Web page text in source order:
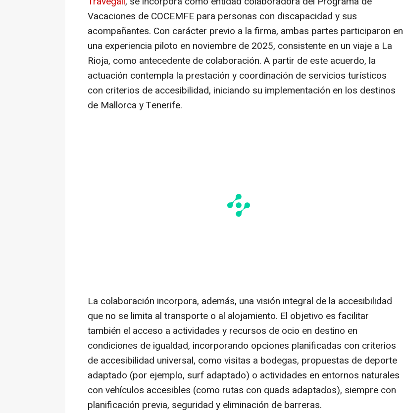
Vacaciones de COCEMFE para personas con discapacidad y sus
acompañantes. Con carácter previo a la firma, ambas partes participaron en
una experiencia piloto en noviembre de 2025, consistente en un viaje a La
Rioja, como antecedente de colaboración. A partir de este acuerdo, la
actuación contempla la prestación y coordinación de servicios turísticos
con criterios de accesibilidad, iniciando su implementación en los destinos
de Mallorca y Tenerife.
La colaboración incorpora, además, una visión integral de la accesibilidad
que no se limita al transporte o al alojamiento. El objetivo es facilitar
también el acceso a actividades y recursos de ocio en destino en
condiciones de igualdad, incorporando opciones planificadas con criterios
de accesibilidad universal, como visitas a bodegas, propuestas de deporte
adaptado (por ejemplo, surf adaptado) o actividades en entornos naturales
con vehículos accesibles (como rutas con quads adaptados), siempre con
planificación previa, seguridad y eliminación de barreras.